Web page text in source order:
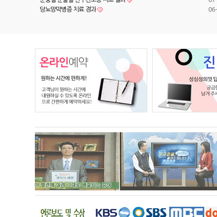
당뇨망막병증 치료 경과